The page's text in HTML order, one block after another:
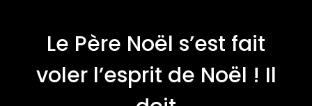
Le Père Noël s’est fait
voler l’esprit de Noël ! Il